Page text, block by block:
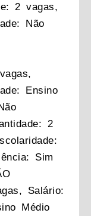
2 vagas,
Não
Ensino
2
Sim
Salário:
Médio